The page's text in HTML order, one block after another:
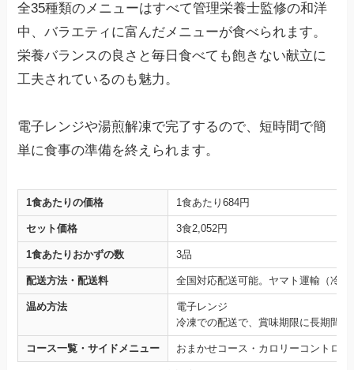
全35種類のメニューはすべて管理栄養士監修の和洋
中、バラエティに富んだメニューが食べられます。
栄養バランスの良さと毎日食べても飽きない献立に
工夫されているのも魅力。
電子レンジや湯煎解凍で完了するので、短時間で簡
単に食事の準備を終えられます。
1食あたりの価格 1食あたり684円
セット価格 3食2,052円
1食あたりおかずの数 3品
配送方法・配送料 全国対応配送可能。ヤマト運輸（冷
温め方法
電子レンジ
冷凍での配送で、賞味期限に長期間
コース一覧・サイドメニュー おまかせコース・カロリーコントロ